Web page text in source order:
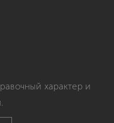
характер и